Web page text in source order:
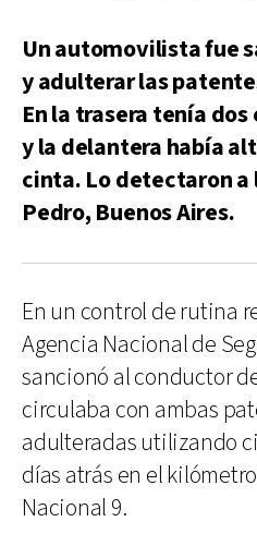
Un automovilista fue
y adulterar las
En la trasera tenía
y la delantera había
cinta. Lo detectaron a
Pedro, Buenos Aires.
En un control de rutina
Agencia Nacional de
sancionó al conductor
circulaba con ambas
adulteradas utilizando
días atrás en el
Nacional 9.